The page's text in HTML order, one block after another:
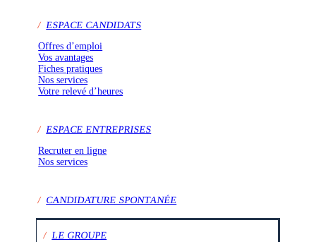
/ ESPACE CANDIDATS
Offres d’emploi
Vos avantages
Fiches pratiques
Nos services
Votre relevé d’heures
/ ESPACE ENTREPRISES
Recruter en ligne
Nos services
/ CANDIDATURE SPONTANÉE
/ LE GROUPE